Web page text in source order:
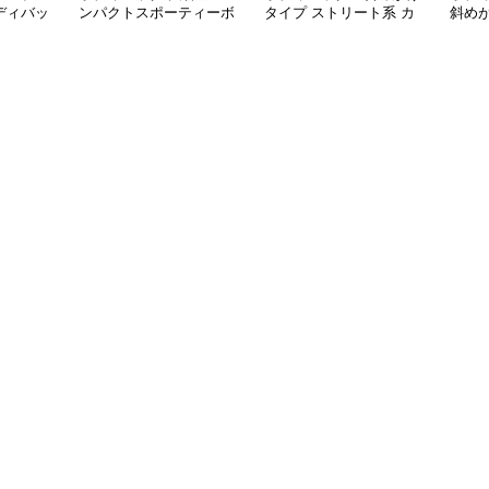
ィバッ
ンパクトスポーティーボ
タイプ ストリート系 カ
斜め